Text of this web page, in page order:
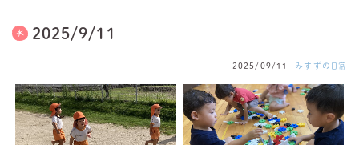
2025/9/11
2025/09/11 みすずの日常